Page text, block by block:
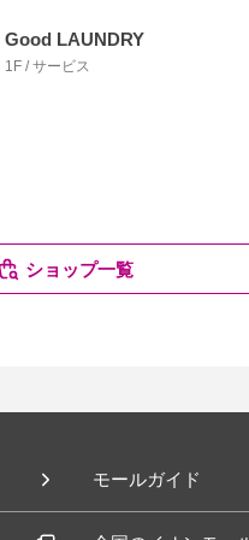
Good LAUNDRY
1F / サービス
ショップ一覧
モールガイド